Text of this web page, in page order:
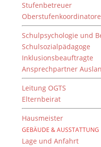
Stufenbetreuer
Schulpsychologie und
Schulsozialpädagoge
Inklusionsbeauftragte
Ansprechpartner
Leitung OGTS
Elternbeirat
Hausmeister
GEBÄUDE & AUSSTATTUNG
Lage und Anfahrt
von d.stoecker
CC-BuchnerPreis für
oder nachdem der